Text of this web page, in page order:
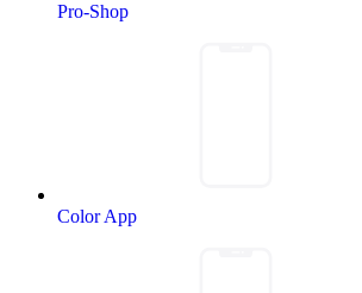
Pro-Shop
Color App